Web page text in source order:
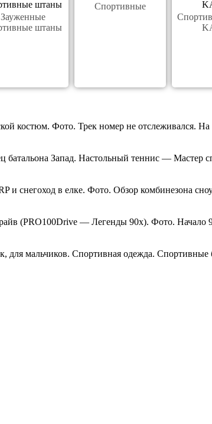
Зауженные
штаны
Спортивные
костюм. Фото. Трек номер не отслеживался. На
Запад. Настольный теннис — Мастер
снегоход в елке. Фото. Обзор комбинезона
(PRO100Drive — Легенды 90х). Фото. Начало
мальчиков. Спортивная одежда. Спортивные